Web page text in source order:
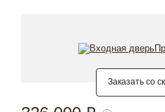
Заказать со